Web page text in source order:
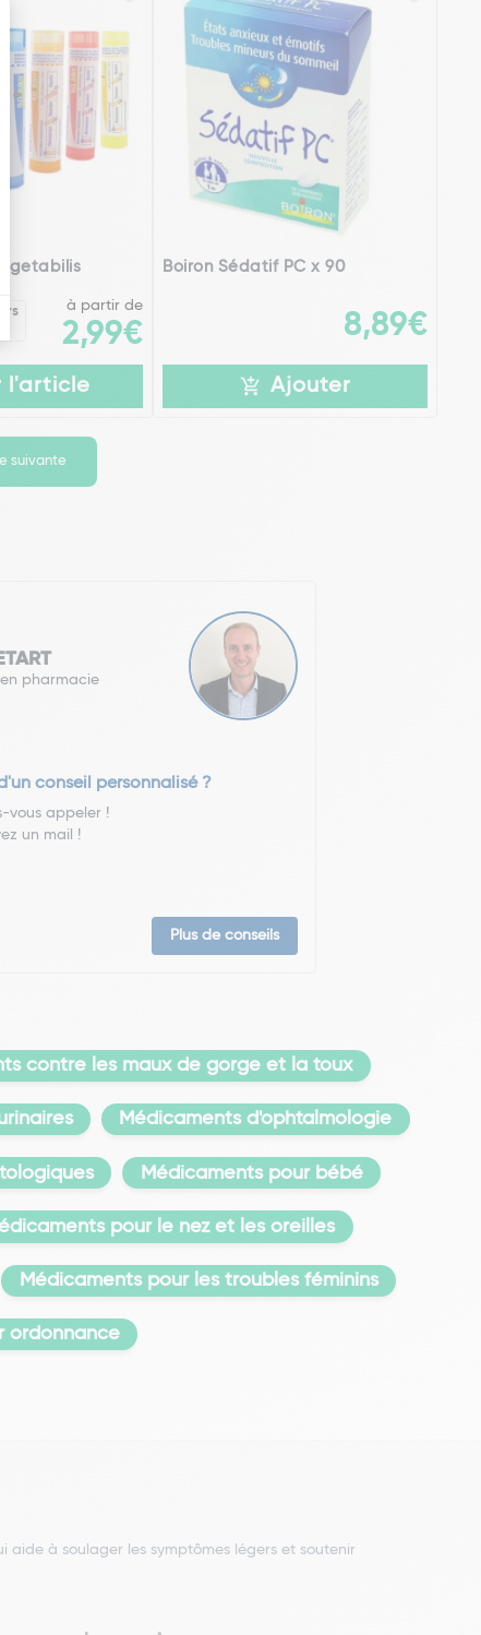
à partir de
2,99€
l'article
Boiron Sédatif PC x 90
8,89€
Ajouter
suivante
pharmacie
conseil personnalisé ?
vous appeler !
un mail !
Plus de conseils
contre les maux de gorge et la toux
Médicaments d'ophtalmologie
Médicaments pour bébé
pour le nez et les oreilles
Médicaments pour les troubles féminins
ordonnance
à soulager les symptômes légers et soutenir